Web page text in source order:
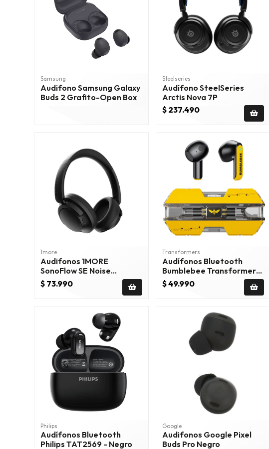
Samsung
Audifono Samsung Galaxy
Buds 2 Grafito-Open Box
Steelseries
Audífono SteelSeries
Arctis Nova 7P
$ 237.490
1more
Audifonos 1MORE
SonoFlow SE Noise
Cancelling Headphones
HQ30 Negro
$ 73.990
Transformers
Audífonos Bluetooth
Bumblebee Transformers
Pro Gamer Hifi TF-T01 -
Amarillo
$ 49.990
Philips
Audífonos Bluetooth
Philips TAT2569 - Negro
Google
Audifonos Google Pixel
Buds Pro Negro